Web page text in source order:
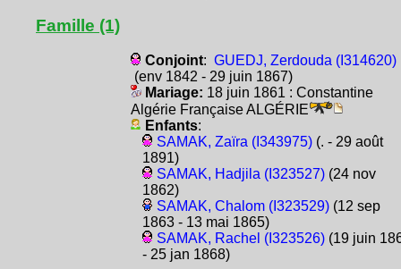
Famille (1)
Conjoint: GUEDJ, Zerdouda (I314620)
(env 1842 - 29 juin 1867)
Mariage: 18 juin 1861 : Constantine
Algérie Française ALGÉRIE
Enfants:
SAMAK, Zaïra (I343975)(. - 29 août
1891)
SAMAK, Hadjila (I323527)(24 nov
1862)
SAMAK, Chalom (I323529)(12 sep
1863 - 13 mai 1865)
SAMAK, Rachel (I323526)(19 juin
- 25 jan 1868)